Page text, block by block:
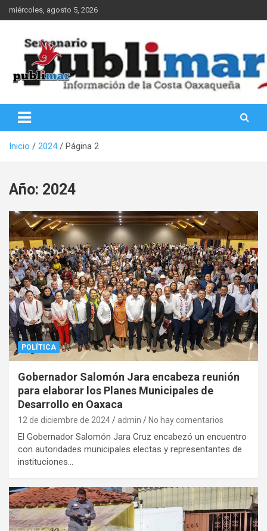
Saltar
al
miércoles, agosto 5, 2026
PubliMar
Inicio 2024 Página 2
Año: 2024
POLÍTICA
Gobernador Salomón Jara encabeza reunión
para elaborar los Planes Municipales de
Desarrollo en Oaxaca
12 de diciembre de 2024 admin No hay comentarios
El Gobernador Salomón Jara Cruz encabezó un encuentro
con autoridades municipales electas y representantes de
instituciones…